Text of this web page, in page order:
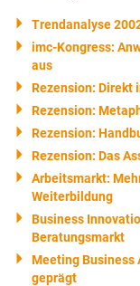
Trendanalyse
imc-Kongress:
aus
Rezension: Direkt
Rezension:
Rezension:
Rezension: Das
Arbeitsmarkt:
Weiterbildung
Business
Beratungsmarkt
Meeting Business
geprägt